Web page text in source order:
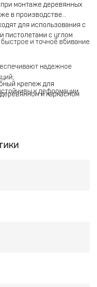
монтаже деревянных
в производстве
для использования с
пистолетами с углом
и точное вбивание
надежное
к деформации
крепеж для
и каркасном